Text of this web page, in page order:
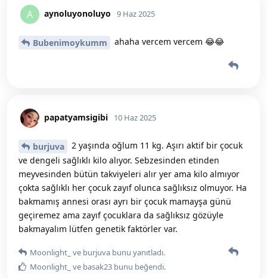
A aynoluyonoluyo 9 Haz 2025
Bubenimoykumm ahaha vercem vercem 😂😂
papatyamsigibi 10 Haz 2025
burjuva
2 yaşında oğlum 11 kg. Aşırı aktif bir çocuk
ve dengeli sağlıklı kilo alıyor. Sebzesinden etinden
meyvesinden bütün takviyeleri alır yer ama kilo almıyor
çokta sağlıklı her çocuk zayıf olunca sağlıksız olmuyor. Ha
bakmamış annesi orası ayrı bir çocuk mamayşa günü
geçiremez ama zayıf çocuklara da sağlıksız gözüyle
bakmayalım lütfen genetik faktörler var.
Moonlight_ ve burjuva bunu yanıtladı.
Moonlight_ ve basak23 bunu beğendi.